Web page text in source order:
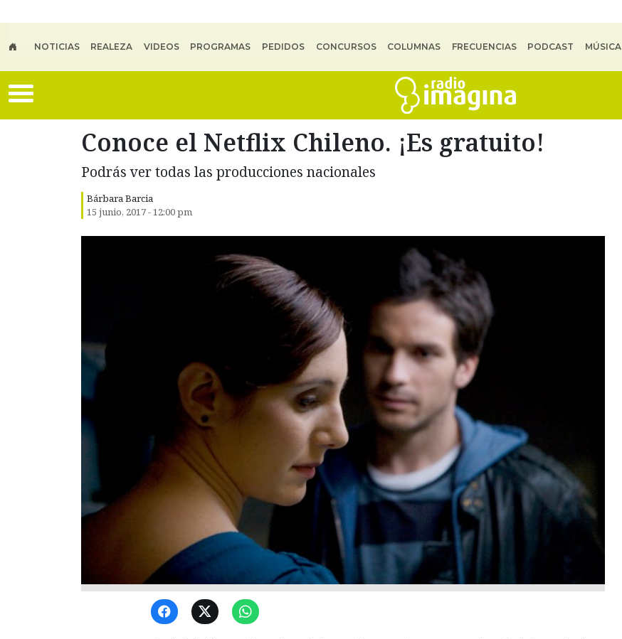
NOTICIAS REALEZA VIDEOS PROGRAMAS PEDIDOS CONCURSOS COLUMNAS FRECUENCIAS PODCAST MÚSICA
Conoce el Netflix Chileno. ¡Es gratuito!
Podrás ver todas las producciones nacionales
Bárbara Barcia
15 junio, 2017 - 12:00 pm